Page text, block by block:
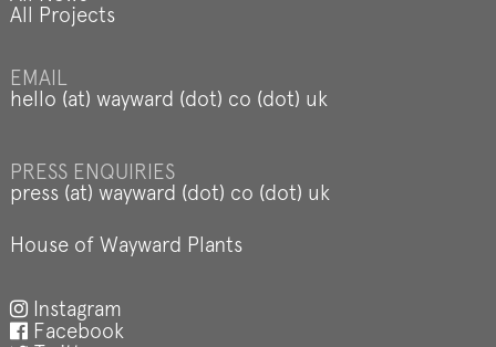
All Projects
EMAIL
hello (at) wayward (dot) co (dot) uk
PRESS ENQUIRIES
press (at) wayward (dot) co (dot) uk
House of Wayward Plants
Instagram
Facebook